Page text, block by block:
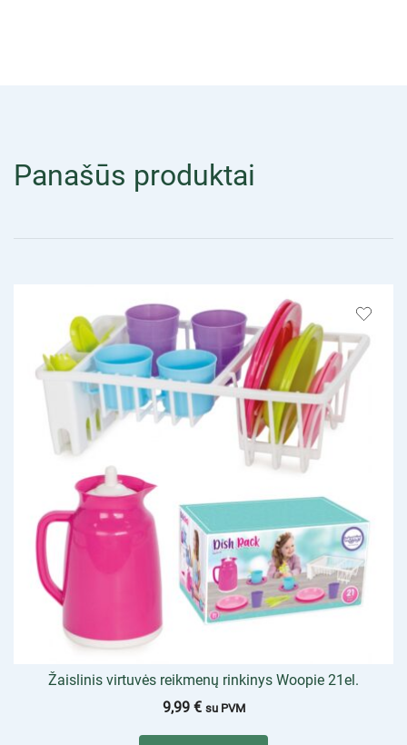
Panašūs produktai
Žaislinis virtuvės reikmenų rinkinys Woopie 21el.
9,99 € su PVM